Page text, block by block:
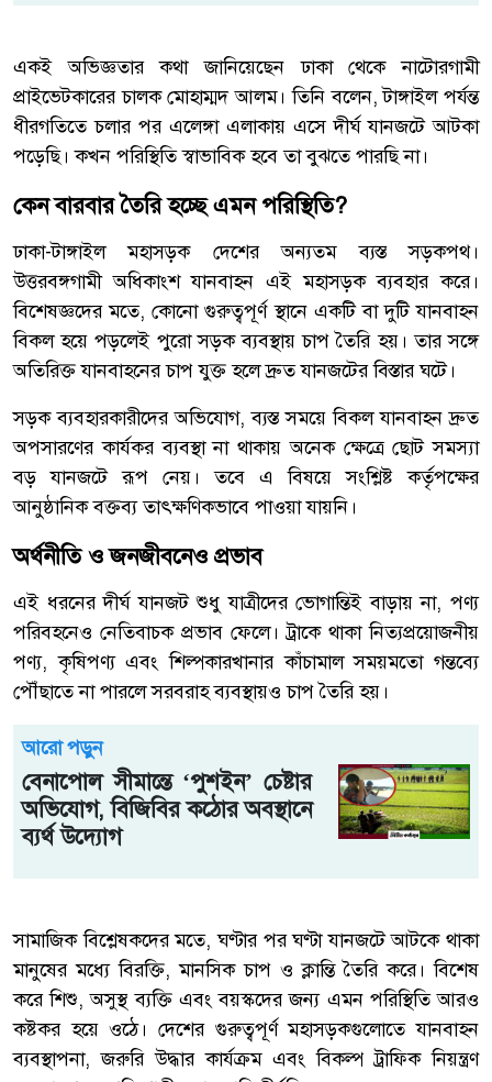
একই অভিজ্ঞতার কথা জানিয়েছেন ঢাকা থেকে নাটোরগামী
প্রাইভেটকারের চালক মোহাম্মদ আলম। তিনি বলেন, টাঙ্গাইল পর্যন্ত
ধীরগতিতে চলার পর এলেঙ্গা এলাকায় এসে দীর্ঘ যানজটে আটকা
পড়েছি। কখন পরিস্থিতি স্বাভাবিক হবে তা বুঝতে পারছি না।
কেন বারবার তৈরি হচ্ছে এমন পরিস্থিতি?
ঢাকা-টাঙ্গাইল মহাসড়ক দেশের অন্যতম ব্যস্ত সড়কপথ।
উত্তরবঙ্গগামী অধিকাংশ যানবাহন এই মহাসড়ক ব্যবহার করে।
বিশেষজ্ঞদের মতে, কোনো গুরুত্বপূর্ণ স্থানে একটি বা দুটি যানবাহন
বিকল হয়ে পড়লেই পুরো সড়ক ব্যবস্থায় চাপ তৈরি হয়। তার সঙ্গে
অতিরিক্ত যানবাহনের চাপ যুক্ত হলে দ্রুত যানজটের বিস্তার ঘটে।
সড়ক ব্যবহারকারীদের অভিযোগ, ব্যস্ত সময়ে বিকল যানবাহন দ্রুত
অপসারণের কার্যকর ব্যবস্থা না থাকায় অনেক ক্ষেত্রে ছোট সমস্যা
বড় যানজটে রূপ নেয়। তবে এ বিষয়ে সংশ্লিষ্ট কর্তৃপক্ষের
আনুষ্ঠানিক বক্তব্য তাৎক্ষণিকভাবে পাওয়া যায়নি।
অর্থনীতি ও জনজীবনেও প্রভাব
এই ধরনের দীর্ঘ যানজট শুধু যাত্রীদের ভোগান্তিই বাড়ায় না, পণ্য
পরিবহনেও নেতিবাচক প্রভাব ফেলে। ট্রাকে থাকা নিত্যপ্রয়োজনীয়
পণ্য, কৃষিপণ্য এবং শিল্পকারখানার কাঁচামাল সময়মতো গন্তব্যে
পৌঁছাতে না পারলে সরবরাহ ব্যবস্থায়ও চাপ তৈরি হয়।
আরো পড়ুন
বেনাপোল সীমান্তে ‘পুশইন’ চেষ্টার
অভিযোগ, বিজিবির কঠোর অবস্থানে
ব্যর্থ উদ্যোগ
সামাজিক বিশ্লেষকদের মতে, ঘণ্টার পর ঘণ্টা যানজটে আটকে থাকা
মানুষের মধ্যে বিরক্তি, মানসিক চাপ ও ক্লান্তি তৈরি করে। বিশেষ
করে শিশু, অসুস্থ ব্যক্তি এবং বয়স্কদের জন্য এমন পরিস্থিতি আরও
কষ্টকর হয়ে ওঠে। দেশের গুরুত্বপূর্ণ মহাসড়কগুলোতে যানবাহন
ব্যবস্থাপনা, জরুরি উদ্ধার কার্যক্রম এবং বিকল্প ট্রাফিক নিয়ন্ত্রণ